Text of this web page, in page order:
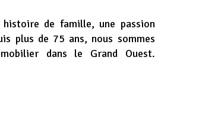
de famille, une passion
plus de 75 ans, nous sommes
dans le Grand Ouest.